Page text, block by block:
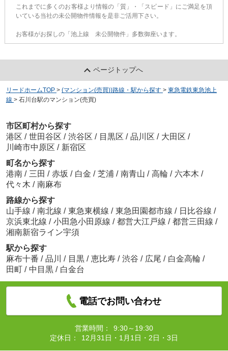
これまでに多くのお客様より情報の「質」・「スピード」にご満足を頂
いている当社の未公開物件情報を是非ご活用下さい。
お客様がお探しの「池上線 未公開物件」多数御座います。
ページトップへ
リードホームTOP > (マンション(売買))路線・駅から探す > 東急電鉄東急池上
線 > 石川台駅のマンション(売買)
市区町村から探す
港区 / 世田谷区 / 渋谷区 / 目黒区 / 品川区 / 大田区 /
川崎市中原区 / 新宿区
町名から探す
港南 / 三田 / 赤坂 / 白金 / 芝浦 / 南青山 / 高輪 / 六本木 /
代々木 / 南麻布
路線から探す
山手線 / 南北線 / 東急東横線 / 東急田園都市線 / 日比谷線 /
京浜東北線 / 小田急小田原線 / 都営大江戸線 / 都営三田線 /
湘南新宿ライン宇須
駅から探す
麻布十番 / 品川 / 目黒 / 恵比寿 / 渋谷 / 広尾 / 白金高輪 /
田町 / 中目黒 / 白金台
電話でお問い合わせ
営業時間：
9:30～19:30
定休日：
12月31日・1月1日・2日・3日